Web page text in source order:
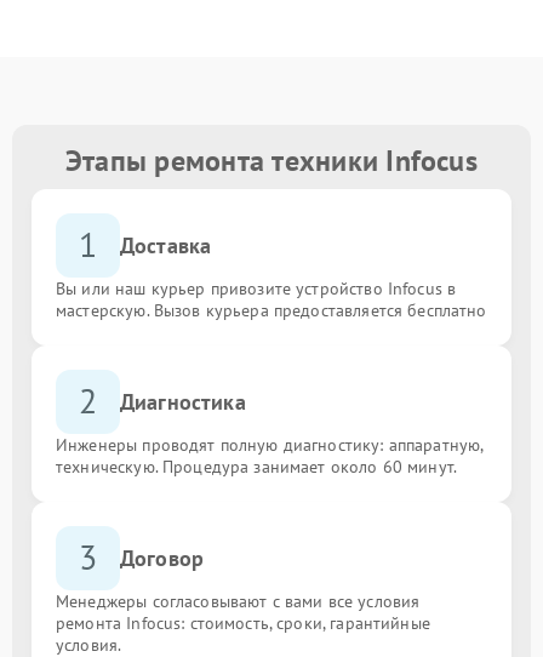
Этапы ремонта техники Infocus
1 Доставка
Вы или наш курьер привозите устройство Infocus в
мастерскую. Вызов курьера предоставляется бесплатно
2 Диагностика
Инженеры проводят полную диагностику: аппаратную,
техническую. Процедура занимает около 60 минут.
3 Договор
Менеджеры согласовывают с вами все условия
ремонта Infocus: стоимость, сроки, гарантийные
условия.